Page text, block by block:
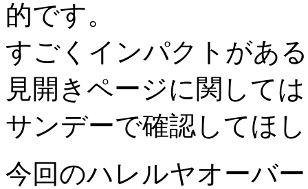
的です。
すごくインパクトがあ
見開きページに関して
サンデーで確認してほ
今回のハレルヤオーバ